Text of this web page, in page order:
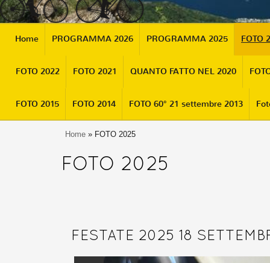
Home PROGRAMMA 2026 PROGRAMMA 2025 FOTO
FOTO 2022 FOTO 2021 QUANTO FATTO NEL 2020
FOTO 2015 FOTO 2014 FOTO 60° 21 settembre 2013
Home » FOTO 2025
FOTO 2025
FESTATE 2025 18